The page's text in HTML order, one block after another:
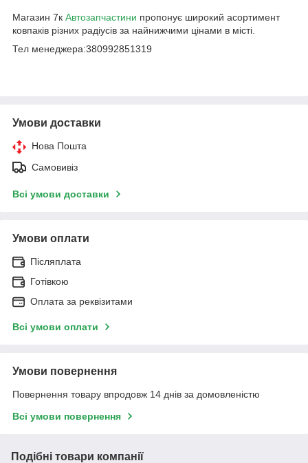
Магазин 7к Автозапчастини пропонує широкий асортимент
ковпаків різних радіусів за найнижчими цінами в місті.
Тел менеджера:380992851319
Умови доставки
Нова Пошта
Самовивіз
Всі умови доставки
Умови оплати
Післяплата
Готівкою
Оплата за реквізитами
Всі умови оплати
Умови повернення
Повернення товару впродовж 14 днів за домовленістю
Всі умови повернення
Подібні товари компанії